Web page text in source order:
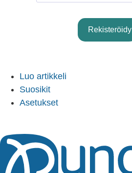
Rekisteröidy
Luo artikkeli
Suosikit
Asetukset